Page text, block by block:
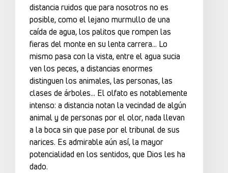
distancia ruidos que para nosotros no es
posible, como el lejano murmullo de una
caída de agua, los palitos que rompen las
fieras del monte en su lenta carrera… Lo
mismo pasa con la vista, entre el agua sucia
ven los peces, a distancias enormes
distinguen los animales, las personas, las
clases de árboles… El olfato es notablemente
intenso: a distancia notan la vecindad de algún
animal y de personas por el olor, nada llevan
a la boca sin que pase por el tribunal de sus
narices. Es admirable aún así, la mayor
potencialidad en los sentidos, que Dios les ha
dado.